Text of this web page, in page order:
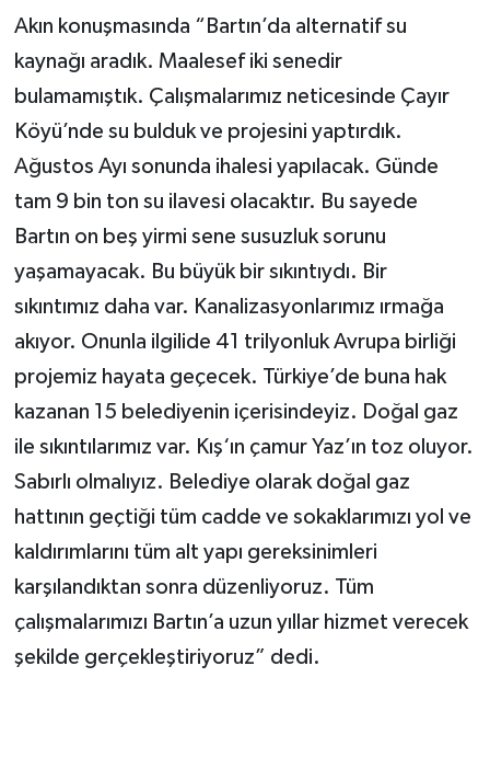
Akın konuşmasında “Bartın’da alternatif su
kaynağı aradık. Maalesef iki senedir
bulamamıştık. Çalışmalarımız neticesinde Çayır
Köyü’nde su bulduk ve projesini yaptırdık.
Ağustos Ayı sonunda ihalesi yapılacak. Günde
tam 9 bin ton su ilavesi olacaktır. Bu sayede
Bartın on beş yirmi sene susuzluk sorunu
yaşamayacak. Bu büyük bir sıkıntıydı. Bir
sıkıntımız daha var. Kanalizasyonlarımız ırmağa
akıyor. Onunla ilgilide 41 trilyonluk Avrupa birliği
projemiz hayata geçecek. Türkiye’de buna hak
kazanan 15 belediyenin içerisindeyiz. Doğal gaz
ile sıkıntılarımız var. Kış‘ın çamur Yaz’ın toz oluyor.
Sabırlı olmalıyız. Belediye olarak doğal gaz
hattının geçtiği tüm cadde ve sokaklarımızı yol ve
kaldırımlarını tüm alt yapı gereksinimleri
karşılandıktan sonra düzenliyoruz. Tüm
çalışmalarımızı Bartın’a uzun yıllar hizmet verecek
şekilde gerçekleştiriyoruz” dedi.